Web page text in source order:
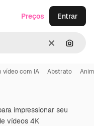
Limpar
Preços Entrar
vídeo com IA Abstrato
impressionar seu
vídeos 4K